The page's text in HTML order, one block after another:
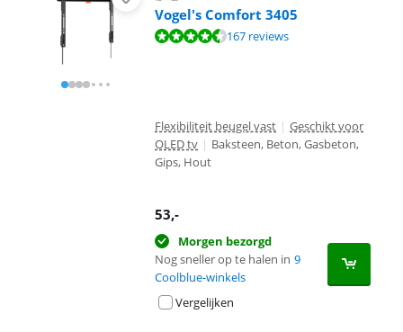
Vogel's Comfort 3405
Beoordeling is 8,7 van de 10, gebaseerd op 167 reviews.
167 reviews
Flexibiliteit beugel vast | Geschikt voor
OLED tv | Baksteen, Beton, Gasbeton,
Gips, Hout
53,-
Morgen bezorgd
Nog sneller op te halen in 9
Coolblue-winkels
Vergelijken